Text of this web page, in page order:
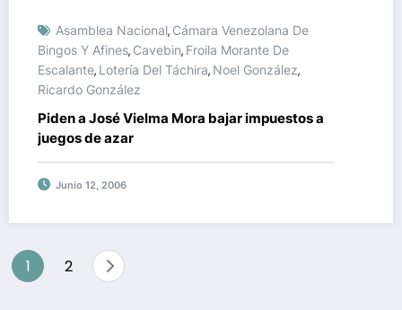
Asamblea Nacional, Cámara Venezolana De
Bingos Y Afines, Cavebin, Froila Morante De
Escalante, Lotería Del Táchira, Noel González,
Ricardo González
Piden a José Vielma Mora bajar impuestos a
juegos de azar
Junio 12, 2006
Paginación
1 2